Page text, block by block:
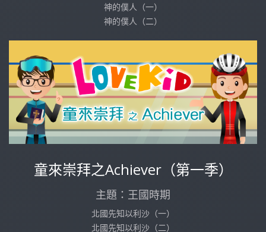
神的僕人（一）
神的僕人（二）
童來崇拜之Achiever（第一季）
主題：王國時期
北國先知以利沙（一）
北國先知以利沙（二）